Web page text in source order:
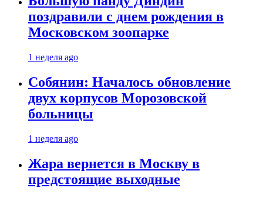
поздравили с днем рождения в
Московском зоопарке
1 неделя ago
Собянин: Началось обновление
двух корпусов Морозовской
больницы
1 неделя ago
Жара вернется в Москву в
предстоящие выходные